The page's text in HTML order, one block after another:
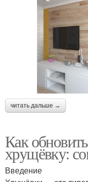
читать дальше →
Как
хрущёвку:
Введение